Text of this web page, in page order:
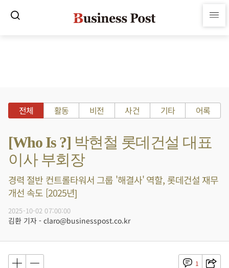
전체 활동 비전 사건 기타 어록
[Who Is ?] 박현철 롯데건설 대표
이사 부회장
경력 절반 컨트롤타워서 그룹 '해결사' 역할, 롯데건설 재무
개선 속도 [2025년]
2025-10-02 07:00:00
김환 기자 - claro@businesspost.co.kr
1